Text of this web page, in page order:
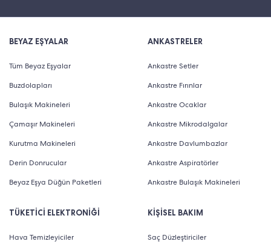
BEYAZ EŞYALAR
Tüm Beyaz Eşyalar
Buzdolapları
Bulaşık Makineleri
Çamaşır Makineleri
Kurutma Makineleri
Derin Donrucular
Beyaz Eşya Düğün Paketleri
TÜKETİCİ ELEKTRONİĞİ
Hava Temizleyiciler
ANKASTRELER
Ankastre Setler
Ankastre Fırınlar
Ankastre Ocaklar
Ankastre Mikrodalgalar
Ankastre Davlumbazlar
Ankastre Aspiratörler
Ankastre Bulaşık Makineleri
KİŞİSEL BAKIM
Saç Düzleştiriciler